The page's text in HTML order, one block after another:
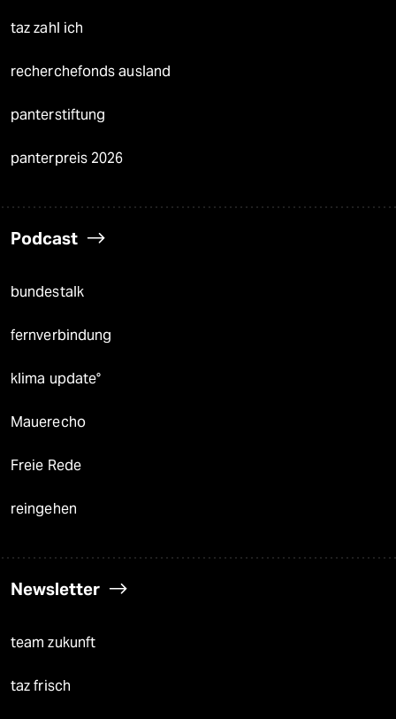
taz zahl ich
recherchefonds ausland
panterstiftung
panterpreis 2026
Podcast
bundestalk
fernverbindung
klima update°
Mauerecho
Freie Rede
reingehen
Newsletter
team zukunft
taz frisch